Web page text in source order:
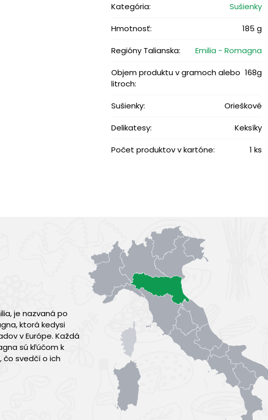
Kategória: Sušienky
Hmotnosť: 185 g
Regióny Talianska: Emilia - Romagna
Objem produktu v gramoch alebo
litroch:
168g
Sušienky: Orieškové
Delikatesy: Keksíky
Počet produktov v kartóne: 1 ks
je nazvaná po
ktorá kedysi
v Európe. Každá
sú kľúčom k
svedčí o ich